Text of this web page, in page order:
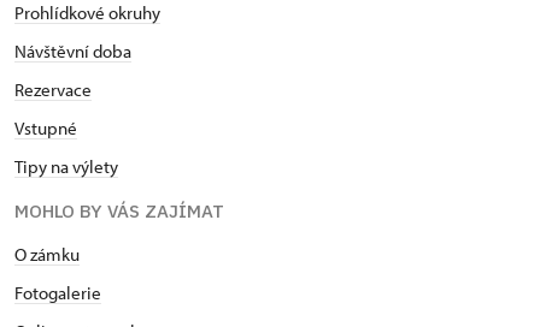
Prohlídkové okruhy
Návštěvní doba
Rezervace
Vstupné
Tipy na výlety
MOHLO BY VÁS ZAJÍMAT
O zámku
Fotogalerie